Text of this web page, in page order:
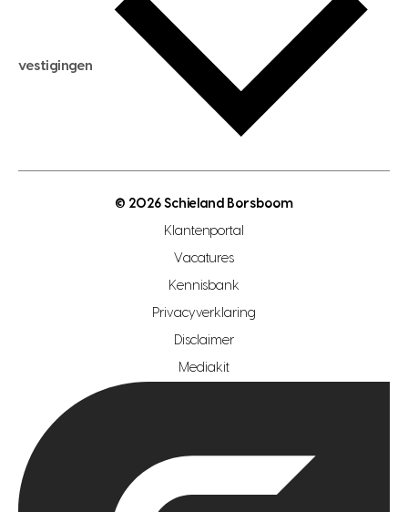
verkoopadvies
hypotheekadvies
hypotheek berekenen
maximale hypotheek berekenen
hypotheek bespaarcheck
gratis zoekprofiel aanmaken
open woningwaarde dag
vestigingen
makelaar regio zoetermeer
hypotheekshop regio den haag
hypotheekshop regio rotterdam
© 2026 Schieland Borsboom
Klantenportal
Vacatures
Kennisbank
Privacyverklaring
Disclaimer
Mediakit